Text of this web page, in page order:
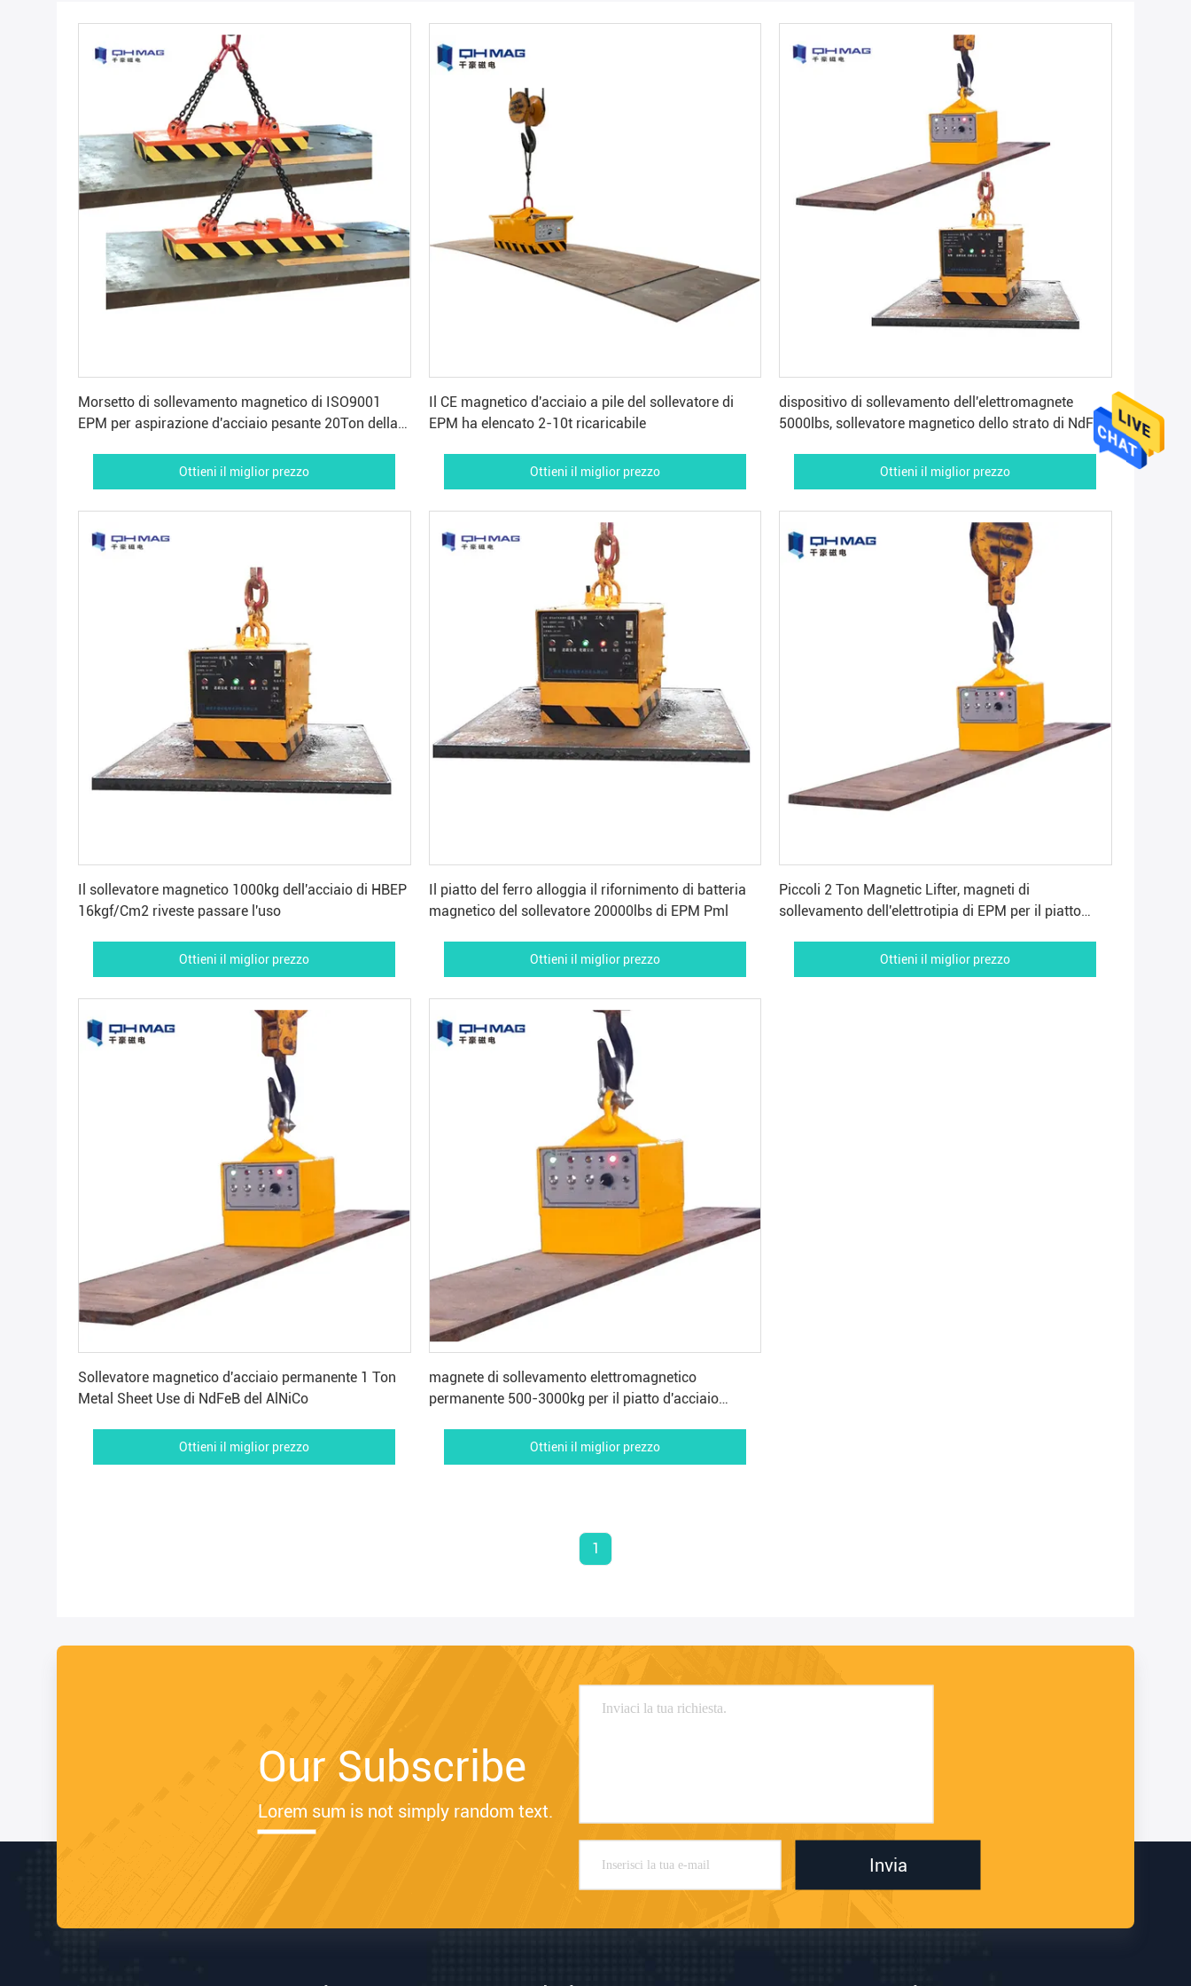
Morsetto di sollevamento magnetico di ISO9001
EPM per aspirazione d'acciaio pesante 20Ton della
Ottieni il miglior prezzo
Il CE magnetico d'acciaio a pile del sollevatore di
EPM ha elencato 2-10t ricaricabile
Ottieni il miglior prezzo
dispositivo di sollevamento dell'elettromagnete
5000lbs, sollevatore magnetico dello strato di NdFeB
Ottieni il miglior prezzo
Il sollevatore magnetico 1000kg dell'acciaio di HBEP
16kgf/Cm2 riveste passare l'uso
Ottieni il miglior prezzo
Il piatto del ferro alloggia il rifornimento di batteria
magnetico del sollevatore 20000lbs di EPM Pml
Ottieni il miglior prezzo
Piccoli 2 Ton Magnetic Lifter, magneti di
sollevamento dell'elettrotipia di EPM per il piatto
Ottieni il miglior prezzo
Sollevatore magnetico d'acciaio permanente 1 Ton
Metal Sheet Use di NdFeB del AlNiCo
Ottieni il miglior prezzo
magnete di sollevamento elettromagnetico
permanente 500-3000kg per il piatto d'acciaio
Ottieni il miglior prezzo
1
Our Subscribe
Lorem sum is not simply random text.
Invia